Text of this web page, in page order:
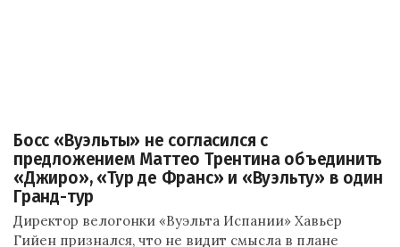
Босс «Вуэльты» не согласился с
предложением Маттео Трентина объединить
«Джиро», «Тур де Франс» и «Вуэльту» в один
Гранд-тур
Директор велогонки «Вуэльта Испании» Хавьер
Гийен признался, что не видит смысла в плане